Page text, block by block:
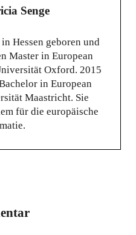
Senge
Hessen geboren und
Master in European
Oxford. 2015
in European
Maastricht. Sie
für die europäische